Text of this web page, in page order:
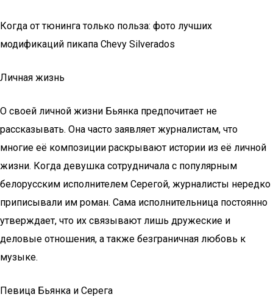
Когда от тюнинга только польза: фото лучших
модификаций пикапа Chevy Silverados
Личная жизнь
О своей личной жизни Бьянка предпочитает не
рассказывать. Она часто заявляет журналистам, что
многие её композиции раскрывают истории из её личной
жизни. Когда девушка сотрудничала с популярным
белорусским исполнителем Серегой, журналисты нередко
приписывали им роман. Сама исполнительница постоянно
утверждает, что их связывают лишь дружеские и
деловые отношения, а также безграничная любовь к
музыке.
Певица Бьянка и Серега